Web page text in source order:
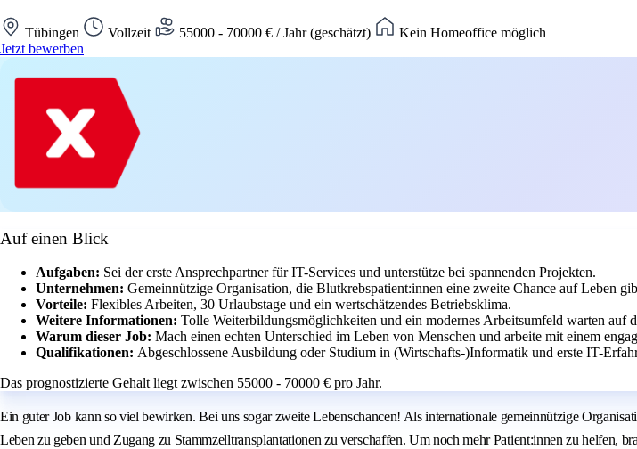
Tübingen Vollzeit 55000 - 70000 € / Jahr (geschätzt)
Kein Homeoffice möglich
Jetzt bewerben
Auf einen Blick
Aufgaben: Sei der erste Ansprechpartner für IT-Services und unterstütze bei spannenden Projekten.
Unternehmen: Gemeinnützige Organisation, die Blutkrebspatient:innen eine zweite Chance auf Leben
Vorteile: Flexibles Arbeiten, 30 Urlaubstage und ein wertschätzendes Betriebsklima.
Weitere Informationen: Tolle Weiterbildungsmöglichkeiten und ein modernes Arbeitsumfeld warten auf
Warum dieser Job: Mach einen echten Unterschied im Leben von Menschen und arbeite mit einem
Qualifikationen: Abgeschlossene Ausbildung oder Studium in (Wirtschafts-)Informatik und erste IT-
Das prognostizierte Gehalt liegt zwischen 55000 - 70000 € pro Jahr.
Ein guter Job kann so viel bewirken. Bei uns sogar zweite Lebenschancen! Als internationale gemeinnützige
Leben zu geben und Zugang zu Stammzelltransplantationen zu verschaffen. Um noch mehr Patient:innen zu helfen,